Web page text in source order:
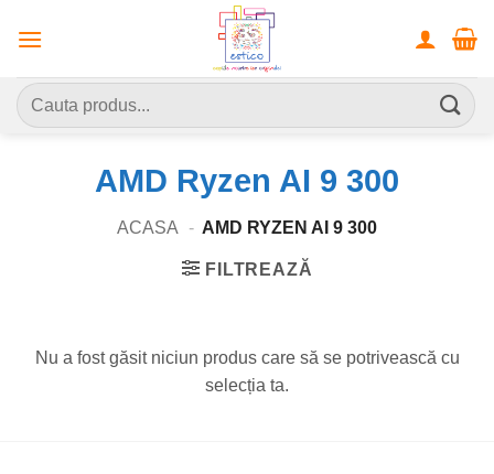
Caută
după:
AMD Ryzen AI 9 300
ACASA - AMD RYZEN AI 9 300
FILTREAZĂ
Nu a fost găsit niciun produs care să se potrivească cu
selecția ta.